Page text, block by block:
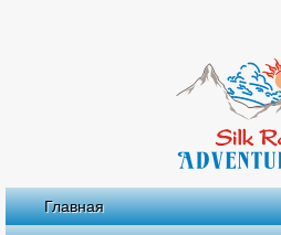
Главная